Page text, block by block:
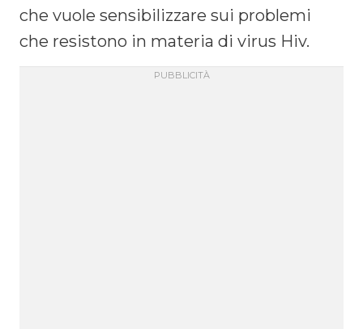
che vuole sensibilizzare sui problemi
che resistono in materia di virus Hiv.